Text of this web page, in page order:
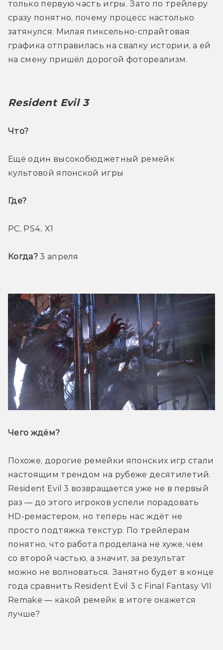
только первую часть игры. Зато по трейлеру
сразу понятно, почему процесс настолько
затянулся. Милая пиксельно-спрайтовая
графика отправилась на свалку истории, а ей
на смену пришёл дорогой фотореализм.
Resident Evil 3
Что?
Ещё один высокобюджетный ремейк
культовой японской игры
Где?
PC, PS4, X1
Когда? 3 апреля
Чего ждём?
Похоже, дорогие ремейки японских игр стали
настоящим трендом на рубеже десятилетий.
Resident Evil 3 возвращается уже не в первый
раз — до этого игроков успели порадовать
HD-ремастером, но теперь нас ждёт не
просто подтяжка текстур. По трейлерам
понятно, что работа проделана не хуже, чем
со второй частью, а значит, за результат
можно не волноваться. Занятно будет в конце
года сравнить Resident Evil 3 с Final Fantasy VII
Remake — какой ремейк в итоге окажется
лучше?